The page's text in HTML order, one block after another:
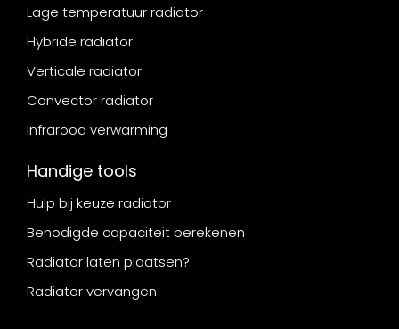
Lage temperatuur radiator
Hybride radiator
Verticale radiator
Convector radiator
Infrarood verwarming
Handige tools
Hulp bij keuze radiator
Benodigde capaciteit berekenen
Radiator laten plaatsen?
Radiator vervangen